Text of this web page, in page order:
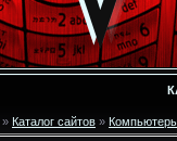
» Каталог сайтов »